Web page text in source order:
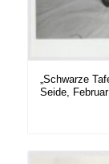
„Schwarze
Seide,